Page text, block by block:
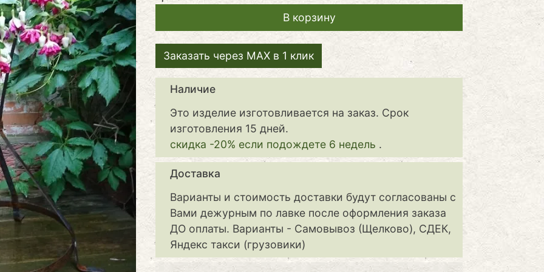
Заказать через MAX в 1 клик
Наличие
Это изделие изготовливается на заказ. Срок
изготовления 15 дней.
скидка -20% если подождете 6 недель .
Доставка
Варианты и стоимость доставки будут согласованы с
Вами дежурным по лавке после оформления заказа
ДО оплаты. Варианты - Самовывоз (Щелково), СДЕК,
Яндекс такси (грузовики)